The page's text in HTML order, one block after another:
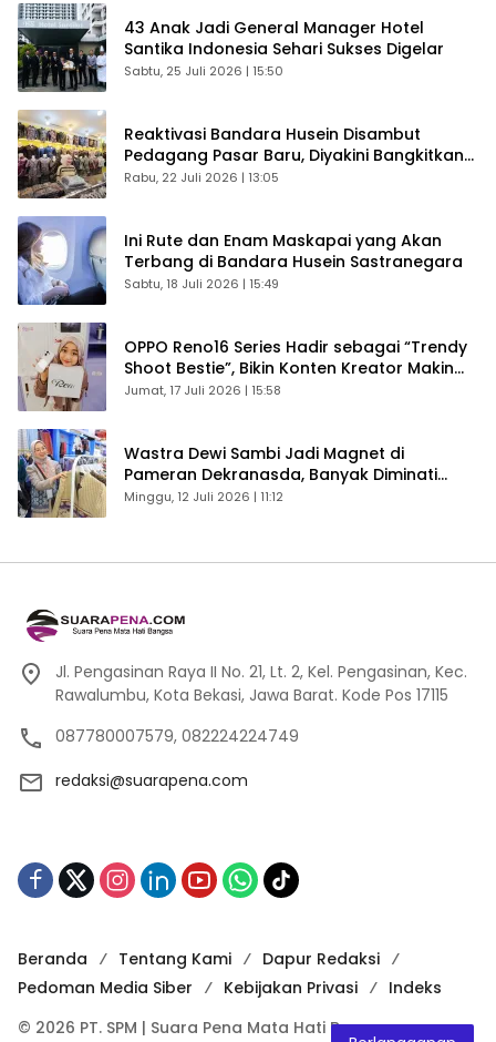
43 Anak Jadi General Manager Hotel
Santika Indonesia Sehari Sukses Digelar
Sabtu, 25 Juli 2026 | 15:50
Reaktivasi Bandara Husein Disambut
Pedagang Pasar Baru, Diyakini Bangkitkan
Kembali Ekonomi Bandung
Rabu, 22 Juli 2026 | 13:05
Ini Rute dan Enam Maskapai yang Akan
Terbang di Bandara Husein Sastranegara
Sabtu, 18 Juli 2026 | 15:49
OPPO Reno16 Series Hadir sebagai “Trendy
Shoot Bestie”, Bikin Konten Kreator Makin
Betah
Jumat, 17 Juli 2026 | 15:58
Wastra Dewi Sambi Jadi Magnet di
Pameran Dekranasda, Banyak Diminati
Pengunjung
Minggu, 12 Juli 2026 | 11:12
Jl. Pengasinan Raya II No. 21, Lt. 2, Kel. Pengasinan, Kec.
Rawalumbu, Kota Bekasi, Jawa Barat. Kode Pos 17115
087780007579, 082224224749
redaksi@suarapena.com
Beranda Tentang Kami
Dapur Redaksi
Pedoman Media Siber
Kebijakan Privasi
Indeks
© 2026 PT. SPM | Suara Pena Mata Hati Bangsa